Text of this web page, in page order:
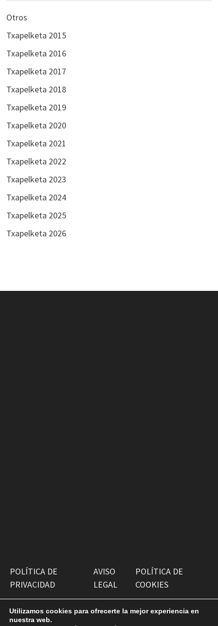
Otros
Txapelketa 2015
Txapelketa 2016
Txapelketa 2017
Txapelketa 2018
Txapelketa 2019
Txapelketa 2020
Txapelketa 2021
Txapelketa 2022
Txapelketa 2023
Txapelketa 2024
Txapelketa 2025
Txapelketa 2026
POLÍTICA DE
PRIVACIDAD
AVISO
LEGAL
POLÍTICA DE
COOKIES
Utilizamos cookies para ofrecerte la mejor experiencia en
nuestra web.